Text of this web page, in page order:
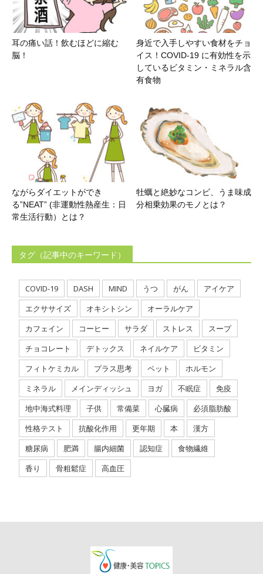
耳の痛い話！飲むほどに縮む
脳！
身近で入手しやすい食材をチョ
イス！COVID-19 に有効性を示
しているビタミン・ミネラル含
有食物
ながらダイエットができ
る”NEAT” (非運動性熱産生：日
常生活行動）とは？
牡蠣と絶妙なコンビ、うま味成
分相乗効果のモノとは？
タグ（記事中のキーワード）
COVID-19 DASH MIND うつ がん
アイケア
エクササイズ
オキシトシン
オーラルケア
カフェイン
コーヒー サラダ ストレス
スープ
チョコレート
デトックス ネイルケア
ビタミン
フィトケミカル
プラス思考 ペット
ホルモン
ミネラル
メインディッシュ ヨガ 不眠症
免疫
地中海式料理
子供 常備菜 心臓病
必須脂肪酸
性格テスト
抗酸化作用 更年期 本
漢方
糖尿病
肥満 腸内細菌 認知症
食物繊維
香り
骨粗鬆症 高血圧